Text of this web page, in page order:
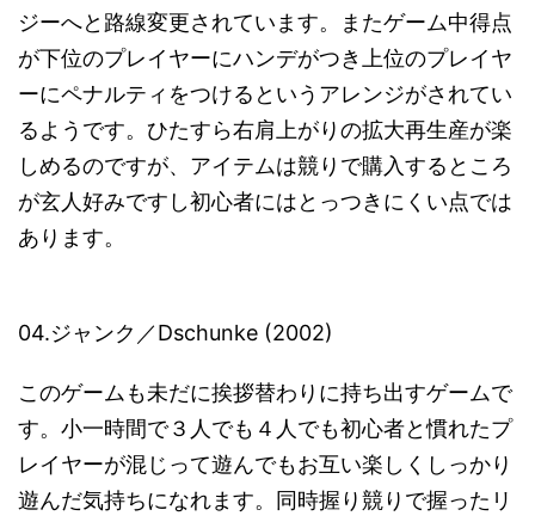
ジーへと路線変更されています。またゲーム中得点
が下位のプレイヤーにハンデがつき上位のプレイヤ
ーにペナルティをつけるというアレンジがされてい
るようです。ひたすら右肩上がりの拡大再生産が楽
しめるのですが、アイテムは競りで購入するところ
が玄人好みですし初心者にはとっつきにくい点では
あります。
04.ジャンク／Dschunke (2002)
このゲームも未だに挨拶替わりに持ち出すゲームで
す。小一時間で３人でも４人でも初心者と慣れたプ
レイヤーが混じって遊んでもお互い楽しくしっかり
遊んだ気持ちになれます。同時握り競りで握ったリ